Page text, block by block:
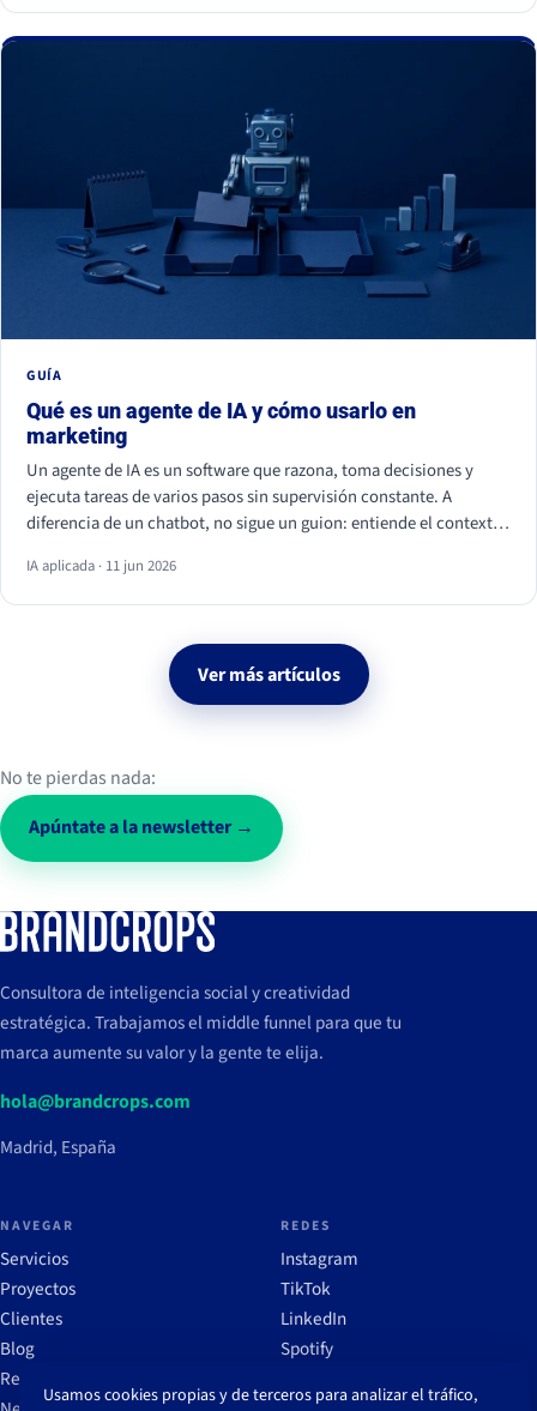
GUÍA
Qué es un agente de IA y cómo usarlo en
marketing
Un agente de IA es un software que razona, toma decisiones y
ejecuta tareas de varios pasos sin supervisión constante. A
diferencia de un chatbot, no sigue un guion: entiende el contexto
analizar datos, calificar leads y monitorizar la conversación social.
IA aplicada · 11 jun 2026
Ver más artículos
No te pierdas nada:
Apúntate a la newsletter →
Consultora de inteligencia social y creatividad
estratégica. Trabajamos el middle funnel para que tu
marca aumente su valor y la gente te elija.
hola@brandcrops.com
Madrid, España
NAVEGAR
Servicios
Proyectos
Clientes
Blog
Recursos
REDES
Instagram
TikTok
LinkedIn
Spotify
Usamos cookies propias y de terceros para analizar el tráfico,